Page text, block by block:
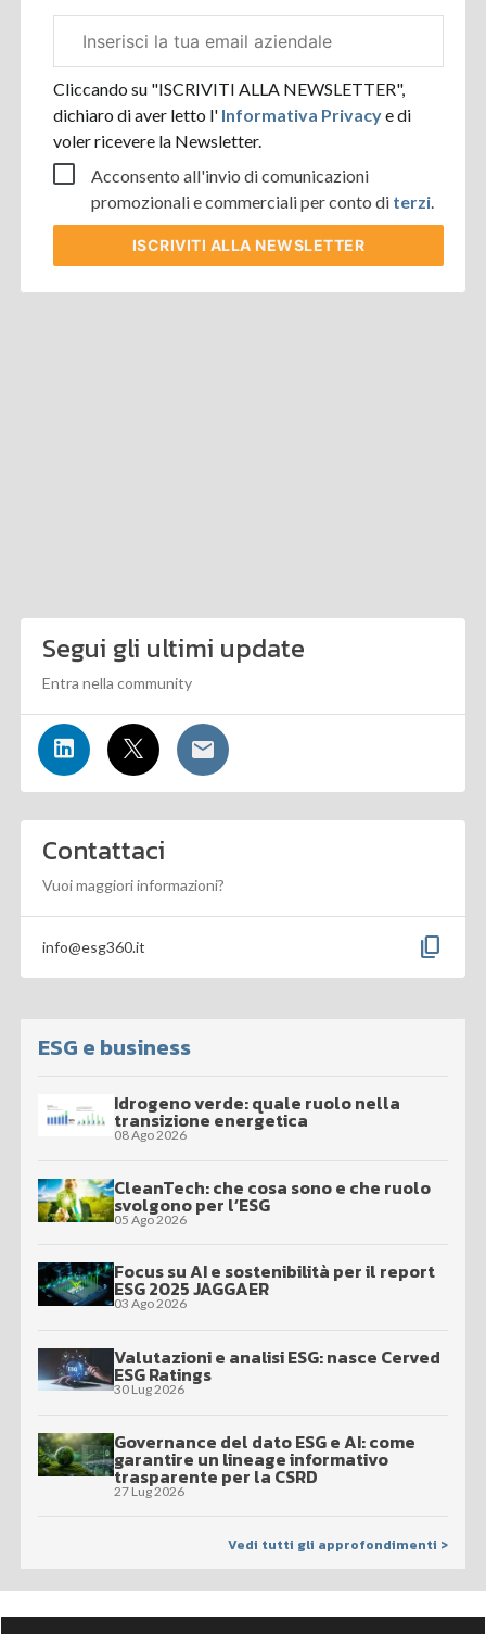
aziendale
Cliccando su "ISCRIVITI ALLA NEWSLETTER",
dichiaro di aver letto l' Informativa Privacye di
voler ricevere la Newsletter.
Acconsento all'invio di comunicazioni
promozionali e commerciali per conto di terzi
ISCRIVITI ALLA NEWSLETTER
Segui gli ultimi update
Entra nella community
Contattaci
Vuoi maggiori informazioni?
info@esg360.it content_copy
ESG e business
Idrogeno verde: quale ruolo nella
transizione energetica
08 Ago 2026
CleanTech: che cosa sono e che ruolo
svolgono per l’ESG
05 Ago 2026
Focus su AI e sostenibilità per il report
ESG 2025 JAGGAER
03 Ago 2026
Valutazioni e analisi ESG: nasce Cerved
ESG Ratings
30 Lug 2026
Governance del dato ESG e AI: come
garantire un lineage informativo
trasparente per la CSRD
27 Lug 2026
Vedi tutti gli approfondimenti >